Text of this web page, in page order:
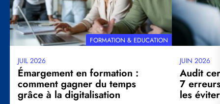
THÉMATIQUE
FORMATION & EDUCATION
Date
mise
à
jour
JUIL 2026
Émargement en formation :
comment gagner du temps
grâce à la digitalisation
Date
mise
à
jour
JUIN 2026
Audit
7
les éviter